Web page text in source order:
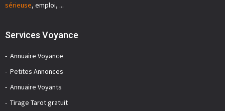
sérieuse, emploi, ...
Services Voyance
Annuaire Voyance
Petites Annonces
Annuaire Voyants
Tirage Tarot gratuit